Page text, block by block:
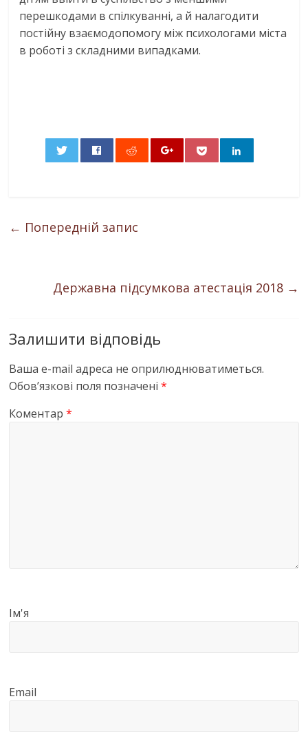
перешкодами в спілкуванні, а й налагодити
постійну взаємодопомогу між психологами міста
в роботі з складними випадками.
← Попередній запис
Державна підсумкова атестація 2018 →
Залишити відповідь
Ваша e-mail адреса не оприлюднюватиметься.
Обов’язкові поля позначені*
Коментар*
Ім'я
Email